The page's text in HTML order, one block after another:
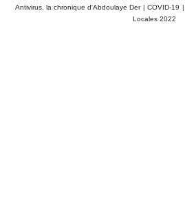
Antivirus, la chronique d'Abdoulaye Der | COVID-19 |
Locales 2022